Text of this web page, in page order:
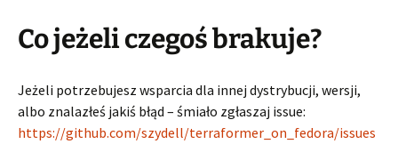
Co jeżeli czegoś brakuje?
Jeżeli potrzebujesz wsparcia dla innej dystrybucji, wersji,
albo znalazłeś jakiś błąd – śmiało zgłaszaj issue:
https://github.com/szydell/terraformer_on_fedora/issues